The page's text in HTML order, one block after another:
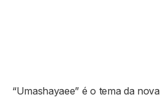
“Umashayaee” é o tema da